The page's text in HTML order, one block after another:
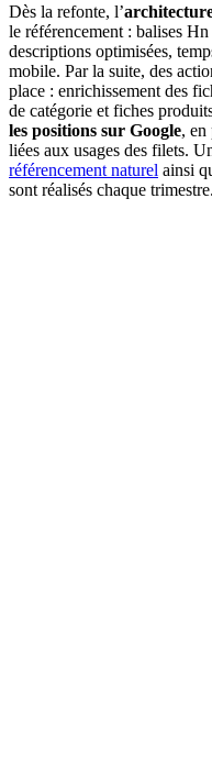
Dès la refonte, l’
le référencement : balises
descriptions optimisées,
mobile. Par la suite, des
place : enrichissement des
de catégorie et fiches
les positions sur Google, en
liées aux usages des filets.
référencement naturel ainsi
sont réalisés chaque trimestre.